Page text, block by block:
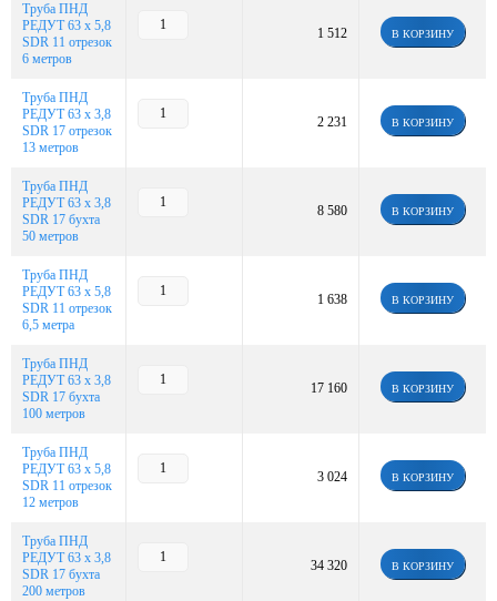
Труба ПНД
РЕДУТ 63 х 5,8
SDR 11 отрезок
6 метров
1 512 В КОРЗИНУ
Труба ПНД
РЕДУТ 63 х 3,8
SDR 17 отрезок
13 метров
2 231 В КОРЗИНУ
Труба ПНД
РЕДУТ 63 х 3,8
SDR 17 бухта
50 метров
8 580 В КОРЗИНУ
Труба ПНД
РЕДУТ 63 х 5,8
SDR 11 отрезок
6,5 метра
1 638 В КОРЗИНУ
Труба ПНД
РЕДУТ 63 х 3,8
SDR 17 бухта
100 метров
17 160 В КОРЗИНУ
Труба ПНД
РЕДУТ 63 х 5,8
SDR 11 отрезок
12 метров
3 024 В КОРЗИНУ
Труба ПНД
РЕДУТ 63 х 3,8
SDR 17 бухта
200 метров
34 320 В КОРЗИНУ